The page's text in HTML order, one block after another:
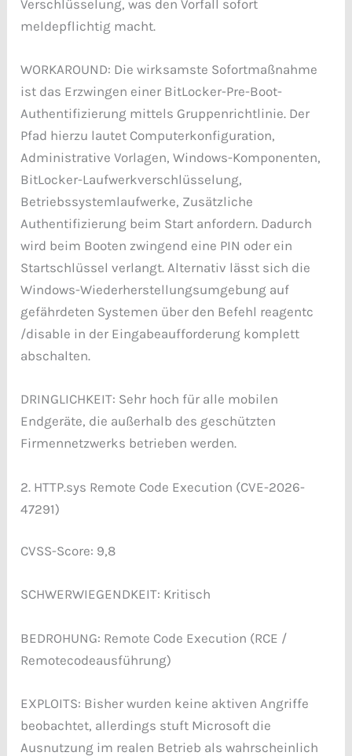
Verschlüsselung, was den Vorfall sofort
meldepflichtig macht.
WORKAROUND: Die wirksamste Sofortmaßnahme
ist das Erzwingen einer BitLocker-Pre-Boot-
Authentifizierung mittels Gruppenrichtlinie. Der
Pfad hierzu lautet Computerkonfiguration,
Administrative Vorlagen, Windows-Komponenten,
BitLocker-Laufwerkverschlüsselung,
Betriebssystemlaufwerke, Zusätzliche
Authentifizierung beim Start anfordern. Dadurch
wird beim Booten zwingend eine PIN oder ein
Startschlüssel verlangt. Alternativ lässt sich die
Windows-Wiederherstellungsumgebung auf
gefährdeten Systemen über den Befehl reagentc
/disable in der Eingabeaufforderung komplett
abschalten.
DRINGLICHKEIT: Sehr hoch für alle mobilen
Endgeräte, die außerhalb des geschützten
Firmennetzwerks betrieben werden.
2. HTTP.sys Remote Code Execution (CVE-2026-
47291)
CVSS-Score: 9,8
SCHWERWIEGENDKEIT: Kritisch
BEDROHUNG: Remote Code Execution (RCE /
Remotecodeausführung)
EXPLOITS: Bisher wurden keine aktiven Angriffe
beobachtet, allerdings stuft Microsoft die
Ausnutzung im realen Betrieb als wahrscheinlich